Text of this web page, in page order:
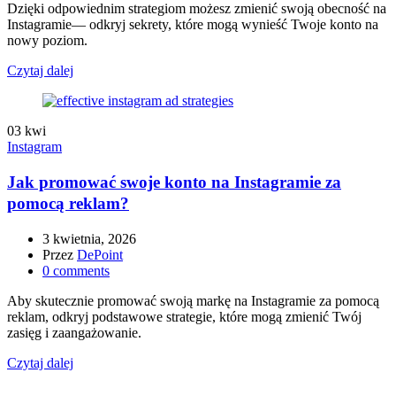
Dzięki odpowiednim strategiom możesz zmienić swoją obecność na
Instagramie— odkryj sekrety, które mogą wynieść Twoje konto na
nowy poziom.
Czytaj dalej
03 kwi
Instagram
Jak promować swoje konto na Instagramie za
pomocą reklam?
3 kwietnia, 2026
Przez DePoint
0 comments
Aby skutecznie promować swoją markę na Instagramie za pomocą
reklam, odkryj podstawowe strategie, które mogą zmienić Twój
zasięg i zaangażowanie.
Czytaj dalej